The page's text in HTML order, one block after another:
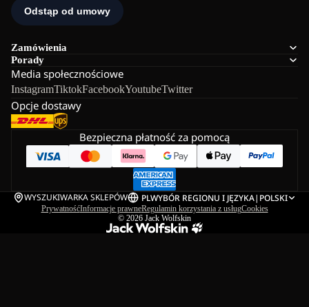
Zamówienia
Porady
Media społecznościowe
InstagramTiktokFacebookYoutubeTwitter
Opcje dostawy
Bezpieczna płatność za pomocą
WYSZUKIWARKA SKLEPÓW PLWYBÓR REGIONU I JĘZYKA| POLSKI
PrywatnośćInformacje prawneRegulamin korzystania z usługCookies
© 2026 Jack Wolfskin